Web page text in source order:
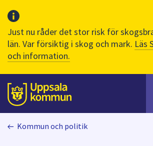
Just nu råder det stor risk för
län. Var försiktig i skog och mark. Läs
och information.
Till sidans
huvudinnehåll
Kommun och politik